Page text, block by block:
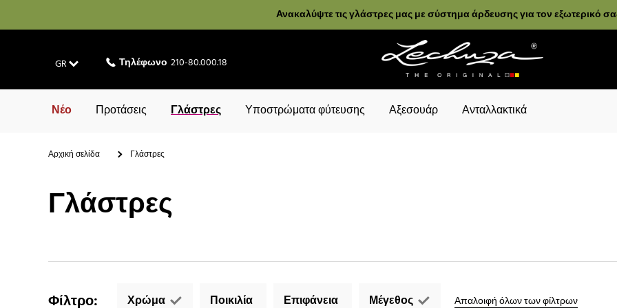
Ανακαλύψτε τις γλάστρες μας με σύστημα άρδευσης για τον εξωτερικό
GR Τηλέφωνο 210-80.000.18
Νέο Προτάσεις Γλάστρες Υποστρώματα φύτευσης Αξεσουάρ Ανταλλακτικά
Αρχική σελίδα Γλάστρες
Γλάστρες
Φίλτρο: Χρώμα Ποικιλία Επιφάνεια Μέγεθος Απαλοιφή όλων των φίλτρων